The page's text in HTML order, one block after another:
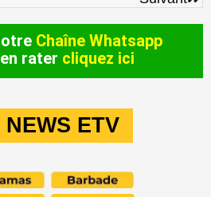
Chaîne Whatsapp
rater cliquez ici
ETV